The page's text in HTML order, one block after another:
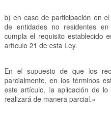
b) en caso de participación en
de entidades no residentes
cumpla el requisito establecido
artículo 21 de esta Ley.
En el supuesto de que los
parcialmente, en los términos
este artículo, la aplicación de
realizará de manera parcial.»